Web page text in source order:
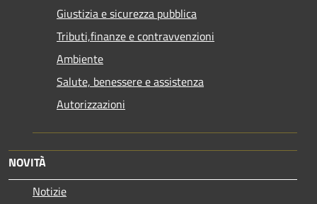
Giustizia e sicurezza pubblica
Tributi,finanze e contravvenzioni
Ambiente
Salute, benessere e assistenza
Autorizzazioni
NOVITÀ
Notizie